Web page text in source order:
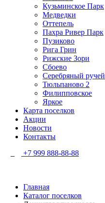
Кузьминское Парк
Медведки
Оттепель
Пахра Ривер Парк
Пузиково
Рига Грин
Рижские Зори
Сбоево
Серебряный ручей
Тюльпаново 2
Филипповское
Яркое
Карта поселков
Акции
Новости
Контакты
+7 999 888-88-88
Главная
Каталог поселков